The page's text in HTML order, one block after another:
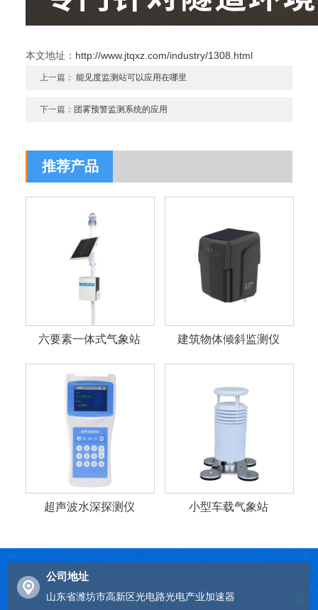
本文地址： http://www.jtqxz.com/industry/1308.html
上一篇：能见度监测站可以应用在哪里
下一篇： 团雾预警监测系统的应用
推荐产品
六要素一体式气象站 建筑物体倾斜监测仪
超声波水深探测仪 小型车载气象站
公司地址
山东省潍坊市高新区光电路光电产业加速器